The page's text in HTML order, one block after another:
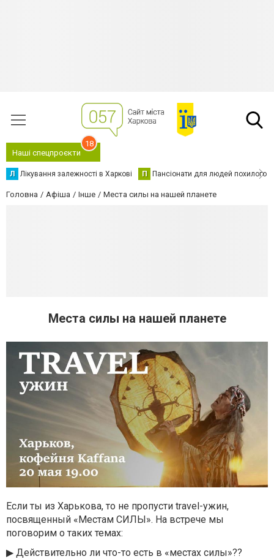
Наші спецпроєкти
18
Л Лікування залежності в Харкові П Пансіонати для людей похилого
Головна Афіша Інше Места силы на нашей планете
Места силы на нашей планете
Если ты из Харькова, то не пропусти travel-ужин,
посвященный «Местам СИЛЫ». На встрече мы
поговорим о таких темах:
▶ Действительно ли что-то есть в «местах силы»??